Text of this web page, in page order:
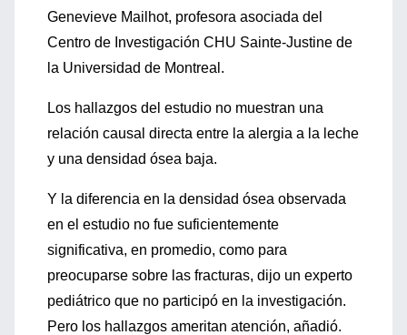
Genevieve Mailhot, profesora asociada del
Centro de Investigación CHU Sainte-Justine de
la Universidad de Montreal.
Los hallazgos del estudio no muestran una
relación causal directa entre la alergia a la leche
y una densidad ósea baja.
Y la diferencia en la densidad ósea observada
en el estudio no fue suficientemente
significativa, en promedio, como para
preocuparse sobre las fracturas, dijo un experto
pediátrico que no participó en la investigación.
Pero los hallazgos ameritan atención, añadió.